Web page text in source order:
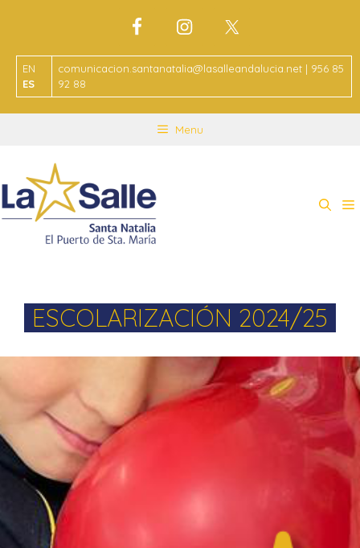
EN
ES
comunicacion.santanatalia@lasalleandalucia.net | 956 85
92 88
Menu
ESCOLARIZACIÓN 2024/25